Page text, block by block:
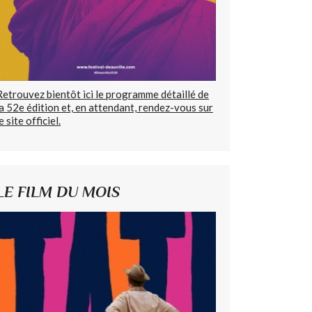
bientôt ici le programme détaillé de
52e édition et, en attendant, rendez-vous sur
site officiel.
FILM DU MOIS